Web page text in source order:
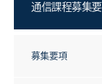
通信課程募集
募集要項